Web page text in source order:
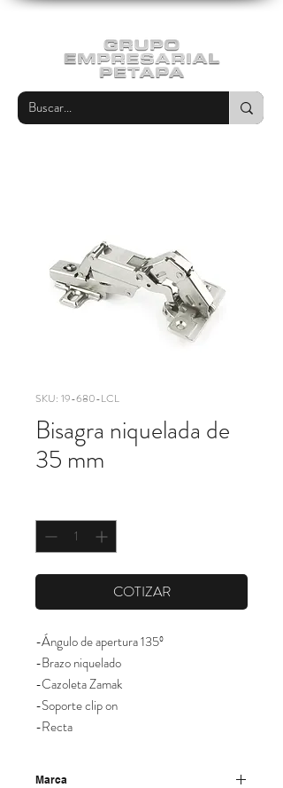
SKU: 19-680-LCL
Bisagra niquelada de
35 mm
COTIZAR
-Ángulo de apertura 135º
-Brazo niquelado
-Cazoleta Zamak
-Soporte clip on
-Recta
Marca